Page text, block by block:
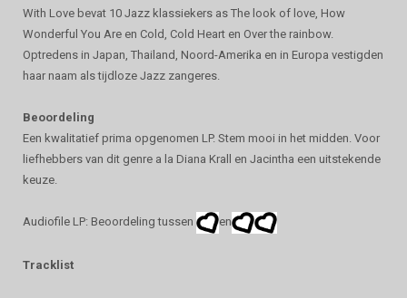
With Love bevat 10 Jazz klassiekers as The look of love, How
Wonderful You Are en Cold, Cold Heart en Over the rainbow.
Optredens in Japan, Thailand, Noord-Amerika en in Europa vestigden
haar naam als tijdloze Jazz zangeres.
Beoordeling
Een kwalitatief prima opgenomen LP. Stem mooi in het midden. Voor
liefhebbers van dit genre a la Diana Krall en Jacintha een uitstekende
keuze.
Audiofile LP: Beoordeling tussen en
Tracklist